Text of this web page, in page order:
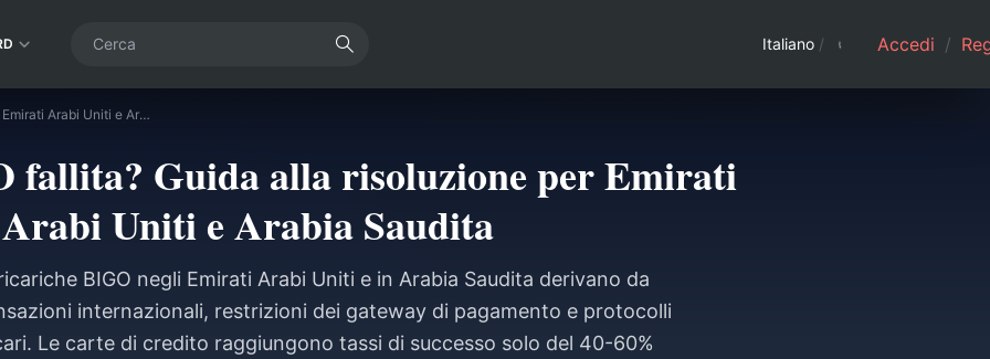
Italiano / Accedi /
Ricarica BIGO fallita? Guida alla risoluzione per Emirati Arabi Uniti e Arabia Saudita
fallita? Guida alla risoluzione per Emirati
Arabi Uniti e Arabia Saudita
BIGO negli Emirati Arabi Uniti e in Arabia Saudita derivano da
internazionali, restrizioni dei gateway di pagamento e protocolli
Le carte di credito raggiungono tassi di successo solo del 40-60%